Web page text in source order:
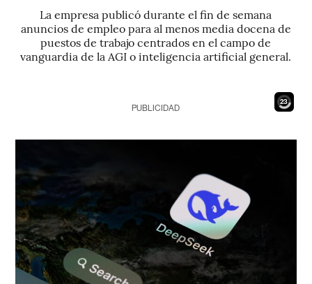
La empresa publicó durante el fin de semana
anuncios de empleo para al menos media docena de
puestos de trabajo centrados en el campo de
vanguardia de la AGI o inteligencia artificial general.
22
PUBLICIDAD